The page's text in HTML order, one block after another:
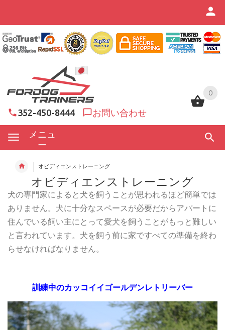
0
352-450-8444 お問い合わせ
メニュ
ー
0
オビディエンストレーニング
オビディエンストレーニング
犬の専門家によると犬を飼うことが思われるほど簡単では
ありません。犬に十分なスペースが必要だからアパートに
住んでいる飼い主にとって愛犬を飼うことがもっと難しい
と言われています。犬を飼う前に家ですべての準備を終わ
らせなければなりません。
訓練中のカッコイイゴールデンレトリーバー